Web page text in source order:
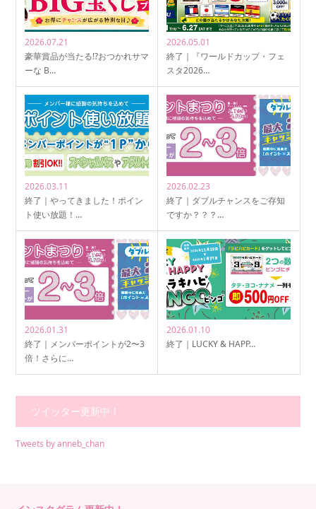
2026.07.21
豪華賞品が当たる!?おつかれサマ
ーな B…
2026.05.01
終了｜『ワールドカップ・フェ
スタ2026…
2026.03.11
終了｜やってきました！ポイン
ト使い放題！…
2026.02.23
終了｜ダブルチャンスをご存知
ですか？？？…
2026.01.31
終了｜メンバーポイントが2〜3
倍！さらに…
2026.01.10
終了｜LUCKY & HAPP…
ツイッター更新中！
Tweets by anneb_chan